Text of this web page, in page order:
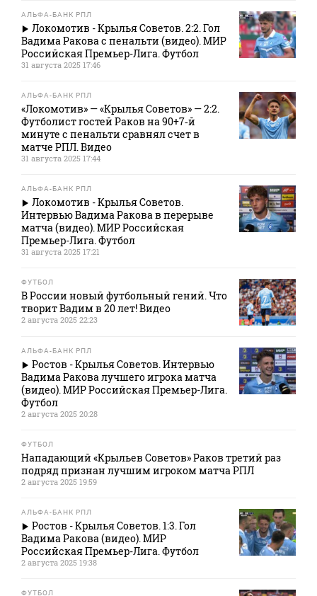
АЛЬФА-БАНК РПЛ
Локомотив - Крылья Советов. 2:2. Гол
Вадима Ракова с пенальти (видео). МИР
Российская Премьер-Лига. Футбол
31 августа 2025 17:46
АЛЬФА-БАНК РПЛ
«Локомотив» — «Крылья Советов» — 2:2.
Футболист гостей Раков на 90+7‑й
минуте с пенальти сравнял счет в
матче РПЛ. Видео
31 августа 2025 17:44
АЛЬФА-БАНК РПЛ
Локомотив - Крылья Советов.
Интервью Вадима Ракова в перерыве
матча (видео). МИР Российская
Премьер-Лига. Футбол
31 августа 2025 17:21
ФУТБОЛ
В России новый футбольный гений. Что
творит Вадим в 20 лет! Видео
2 августа 2025 22:23
АЛЬФА-БАНК РПЛ
Ростов - Крылья Советов. Интервью
Вадима Ракова лучшего игрока матча
(видео). МИР Российская Премьер-Лига.
Футбол
2 августа 2025 20:28
ФУТБОЛ
Нападающий «Крыльев Советов» Раков третий раз
подряд признан лучшим игроком матча РПЛ
2 августа 2025 19:59
АЛЬФА-БАНК РПЛ
Ростов - Крылья Советов. 1:3. Гол
Вадима Ракова (видео). МИР
Российская Премьер-Лига. Футбол
2 августа 2025 19:38
ФУТБОЛ